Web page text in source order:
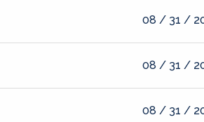
08 / 31 /
08 / 31 /
08 / 31 /